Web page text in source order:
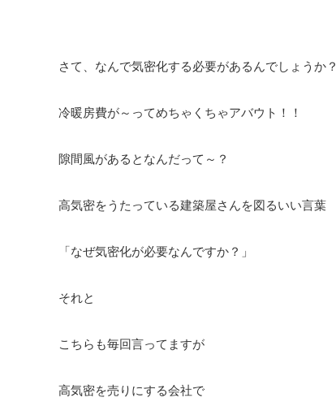
さて、なんで気密化する必要があるんでしょうか？
冷暖房費が～ってめちゃくちゃアバウト！！
隙間風があるとなんだって～？
高気密をうたっている建築屋さんを図るいい言葉
「なぜ気密化が必要なんですか？」
それと
こちらも毎回言ってますが
高気密を売りにする会社で